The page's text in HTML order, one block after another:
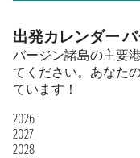
出発カレンダー
バージン諸島の主要
てください。あなた
ています！
2026
2027
2028